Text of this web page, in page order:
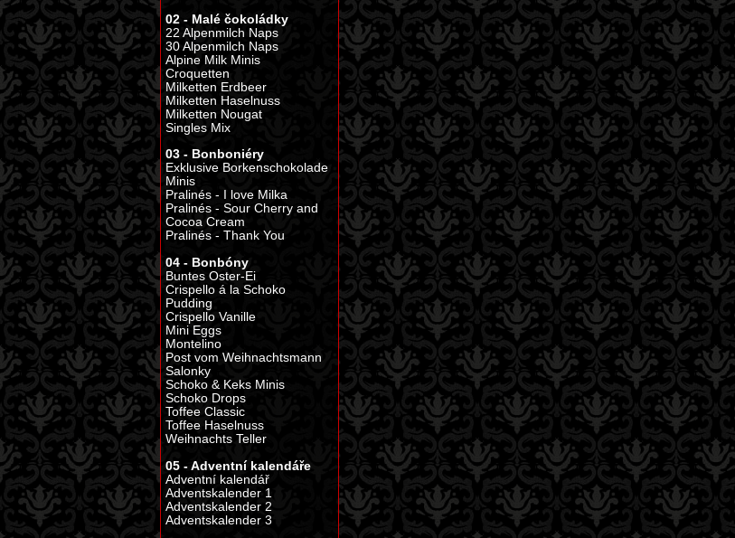
02 - Malé čokoládky
22 Alpenmilch Naps
30 Alpenmilch Naps
Alpine Milk Minis
Croquetten
Milketten Erdbeer
Milketten Haselnuss
Milketten Nougat
Singles Mix
03 - Bonboniéry
Exklusive Borkenschokolade
Minis
Pralinés - I love Milka
Pralinés - Sour Cherry and
Cocoa Cream
Pralinés - Thank You
04 - Bonbóny
Buntes Oster-Ei
Crispello á la Schoko
Pudding
Crispello Vanille
Mini Eggs
Montelino
Post vom Weihnachtsmann
Salonky
Schoko & Keks Minis
Schoko Drops
Toffee Classic
Toffee Haselnuss
Weihnachts Teller
05 - Adventní kalendáře
Adventní kalendář
Adventskalender 1
Adventskalender 2
Adventskalender 3